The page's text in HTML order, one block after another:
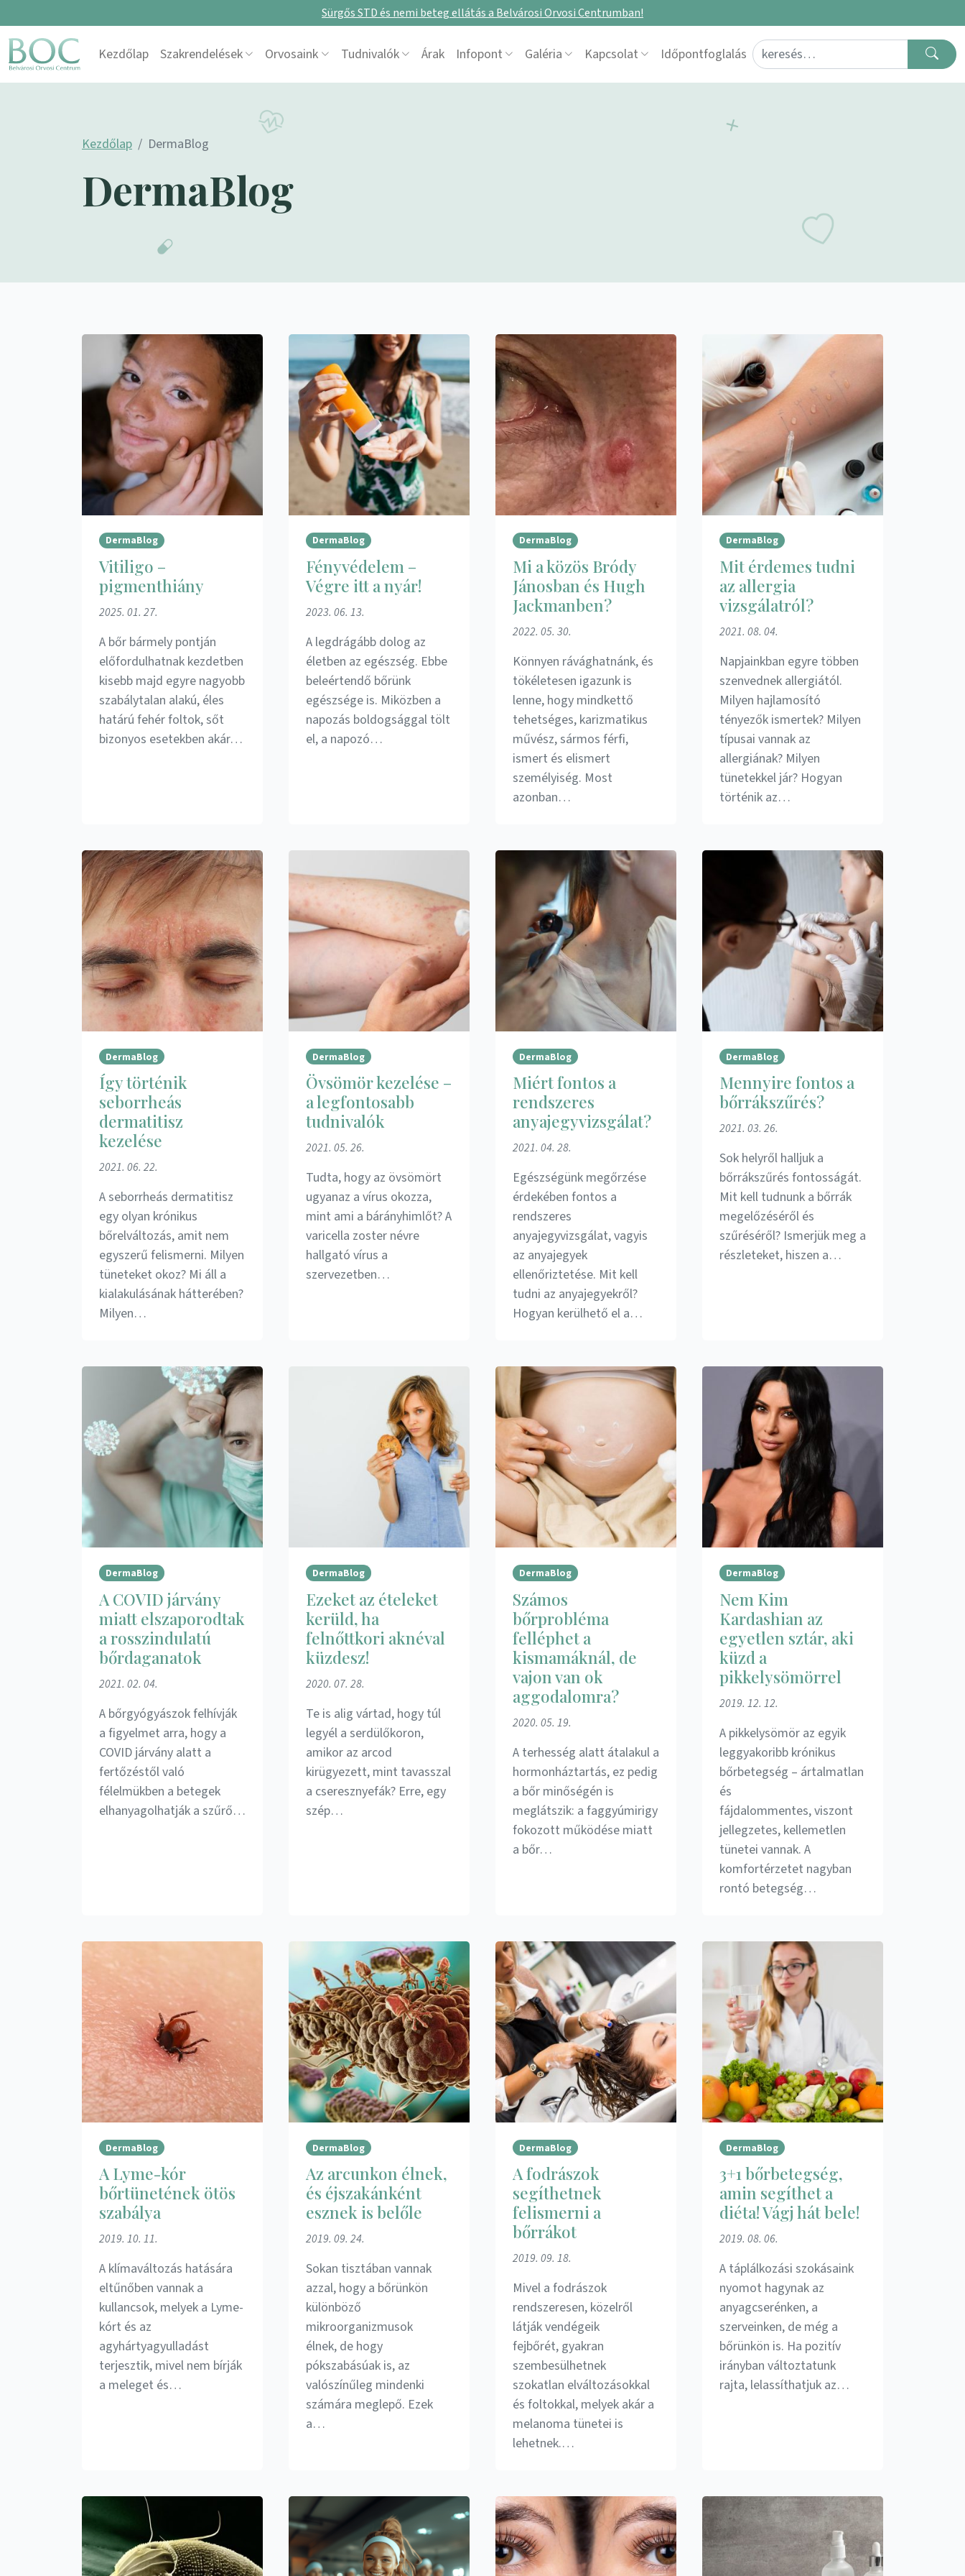
Sürgős STD és nemi beteg ellátás a Belvárosi Orvosi Centrumban!
Skip to content
Main Navigation
Kezdőlap Szakrendelések Orvosaink Tudnivalók Árak Infopont Galéria Kapcsolat Időpontfoglalás Search for:
Kezdőlap DermaBlog
DermaBlog
DermaBlog
Vitiligo –
pigmenthiány
2025. 01. 27.
A bőr bármely pontján
előfordulhatnak kezdetben
kisebb majd egyre nagyobb
szabálytalan alakú, éles
határú fehér foltok, sőt
bizonyos esetekben akár…
DermaBlog
Fényvédelem –
Végre itt a nyár!
2023. 06. 13.
A legdrágább dolog az
életben az egészség. Ebbe
beleértendő bőrünk
egészsége is. Miközben a
napozás boldogsággal tölt
el, a napozó…
DermaBlog
Mi a közös Bródy
Jánosban és Hugh
Jackmanben?
2022. 05. 30.
Könnyen rávághatnánk, és
tökéletesen igazunk is
lenne, hogy mindkettő
tehetséges, karizmatikus
művész, sármos férfi,
ismert és elismert
személyiség. Most
azonban…
DermaBlog
Mit érdemes tudni
az allergia
vizsgálatról?
2021. 08. 04.
Napjainkban egyre többen
szenvednek allergiától.
Milyen hajlamosító
tényezők ismertek? Milyen
típusai vannak az
allergiának? Milyen
tünetekkel jár? Hogyan
történik az…
DermaBlog
Így történik
seborrheás
dermatitisz
kezelése
2021. 06. 22.
A seborrheás dermatitisz
egy olyan krónikus
bőrelváltozás, amit nem
egyszerű felismerni. Milyen
tüneteket okoz? Mi áll a
kialakulásának hátterében?
Milyen…
DermaBlog
Övsömör kezelése –
a legfontosabb
tudnivalók
2021. 05. 26.
Tudta, hogy az övsömört
ugyanaz a vírus okozza,
mint ami a bárányhimlőt? A
varicella zoster névre
hallgató vírus a
szervezetben…
DermaBlog
Miért fontos a
rendszeres
anyajegyvizsgálat?
2021. 04. 28.
Egészségünk megőrzése
érdekében fontos a
rendszeres
anyajegyvizsgálat, vagyis
az anyajegyek
ellenőriztetése. Mit kell
tudni az anyajegyekről?
Hogyan kerülhető el a…
DermaBlog
Mennyire fontos a
bőrrákszűrés?
2021. 03. 26.
Sok helyről halljuk a
bőrrákszűrés fontosságát.
Mit kell tudnunk a bőrrák
megelőzéséről és
szűréséről? Ismerjük meg a
részleteket, hiszen a…
DermaBlog
A COVID járvány
miatt elszaporodtak
a rosszindulatú
bőrdaganatok
2021. 02. 04.
A bőrgyógyászok felhívják
a figyelmet arra, hogy a
COVID járvány alatt a
fertőzéstől való
félelmükben a betegek
elhanyagolhatják a szűrő…
DermaBlog
Ezeket az ételeket
kerüld, ha
felnőttkori aknéval
küzdesz!
2020. 07. 28.
Te is alig vártad, hogy túl
legyél a serdülőkoron,
amikor az arcod
kirügyezett, mint tavasszal
a cseresznyefák? Erre, egy
szép…
DermaBlog
Számos
bőrprobléma
felléphet a
kismamáknál, de
vajon van ok
aggodalomra?
2020. 05. 19.
A terhesség alatt átalakul a
hormonháztartás, ez pedig
a bőr minőségén is
meglátszik: a faggyúmirigy
fokozott működése miatt
a bőr…
DermaBlog
Nem Kim
Kardashian az
egyetlen sztár, aki
küzd a
pikkelysömörrel
2019. 12. 12.
A pikkelysömör az egyik
leggyakoribb krónikus
bőrbetegség – ártalmatlan
és
fájdalommentes, viszont
jellegzetes, kellemetlen
tünetei vannak. A
komfortérzetet nagyban
rontó betegség…
DermaBlog
A Lyme-kór
bőrtünetének ötös
szabálya
2019. 10. 11.
A klímaváltozás hatására
eltűnőben vannak a
kullancsok, melyek a Lyme-
kórt és az
agyhártyagyulladást
terjesztik, mivel nem bírják
a meleget és…
DermaBlog
Az arcunkon élnek,
és éjszakánként
esznek is belőle
2019. 09. 24.
Sokan tisztában vannak
azzal, hogy a bőrünkön
különböző
mikroorganizmusok
élnek, de hogy
pókszabásúak is, az
valószínűleg mindenki
számára meglepő. Ezek
a…
DermaBlog
A fodrászok
segíthetnek
felismerni a
bőrrákot
2019. 09. 18.
Mivel a fodrászok
rendszeresen, közelről
látják vendégeik
fejbőrét, gyakran
szembesülhetnek
szokatlan elváltozásokkal
és foltokkal, melyek akár a
melanoma tünetei is
lehetnek.…
DermaBlog
3+1 bőrbetegség,
amin segíthet a
diéta! Vágj hát bele!
2019. 08. 06.
A táplálkozási szokásaink
nyomot hagynak az
anyagcserénken, a
szerveinken, de még a
bőrünkön is. Ha pozitív
irányban változtatunk
rajta, lelassíthatjuk az…